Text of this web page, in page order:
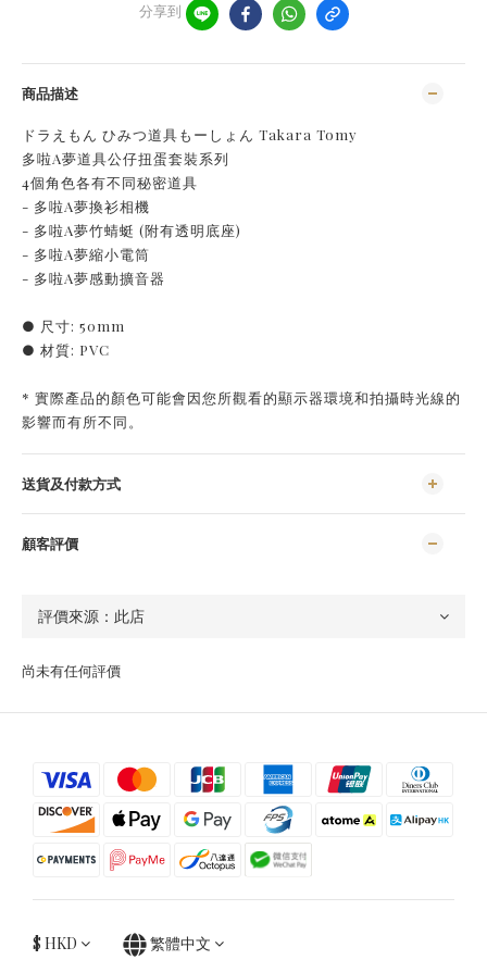
分享到
商品描述
ドラえもん ひみつ道具もーしょん Takara Tomy
多啦A夢道具公仔扭蛋套裝系列
4個角色各有不同秘密道具
- 多啦A夢換衫相機
- 多啦A夢竹蜻蜓 (附有透明底座)
- 多啦A夢縮小電筒
- 多啦A夢感動擴音器
● 尺寸: 50mm
● 材質: PVC
* 實際產品的顏色可能會因您所觀看的顯示器環境和拍攝時光線的
影響而有所不同。
送貨及付款方式
顧客評價
尚未有任何評價
$ HKD 繁體中文